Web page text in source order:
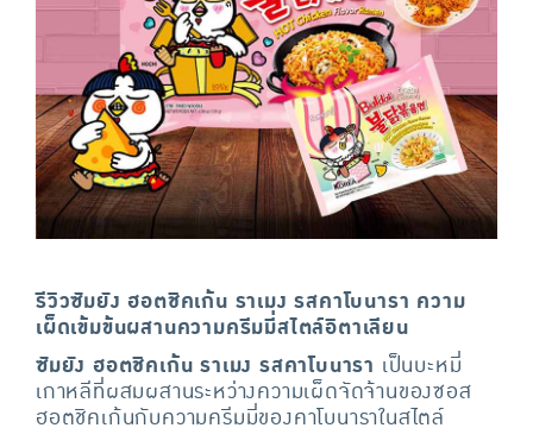
รีวิวซัมยัง ฮอตชิคเก้น ราเมง รสคาโบนารา ความ
เผ็ดเข้มข้นผสานความครีมมี่สไตล์อิตาเลียน
ซัมยัง ฮอตชิคเก้น ราเมง รสคาโบนารา เป็นบะหมี่
เกาหลีที่ผสมผสานระหว่างความเผ็ดจัดจ้านของซอส
ฮอตชิคเก้นกับความครีมมี่ของคาโบนาราในสไตล์